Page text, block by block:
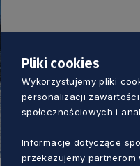
Pliki cookies
Wykorzystujemy pliki
personalizacji
społecznościowych i
Informacje dotyczące
przekazujemy